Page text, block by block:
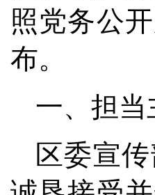
照党务公
布。
一、担
区委宣